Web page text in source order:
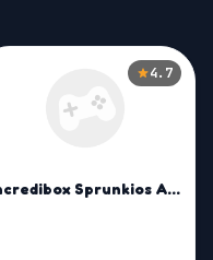
4.7
Incredibox Sprunkios Again